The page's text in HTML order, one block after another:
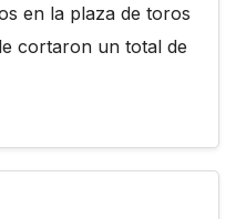
en la plaza de toros
cortaron un total de